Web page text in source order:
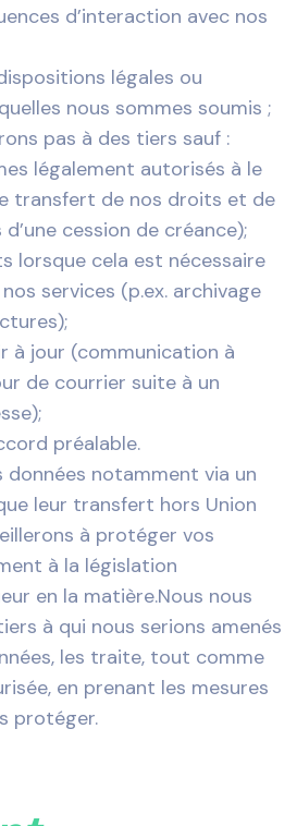
d’interaction avec nos
légales ou
nous sommes soumis ;
pas à des tiers sauf :
légalement autorisés à le
transfert de nos droits et de
cession de créance);
lorsque cela est nécessaire
services (p.ex. archivage
à jour (communication à
de courrier suite à un
préalable.
notamment via un
leur transfert hors Union
à protéger vos
à la législation
en la matière.Nous nous
à qui nous serions amenés
les traite, tout comme
en prenant les mesures
protéger.